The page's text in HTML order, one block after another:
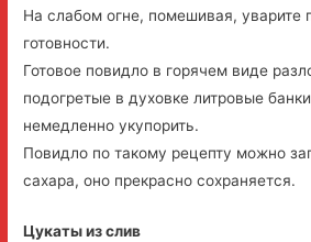
На слабом огне, помешивая, уварите
готовности.
Готовое повидло в горячем виде
подогретые в духовке литровые
немедленно укупорить.
Повидло по такому рецепту можно
сахара, оно прекрасно сохраняется.
Цукаты из слив